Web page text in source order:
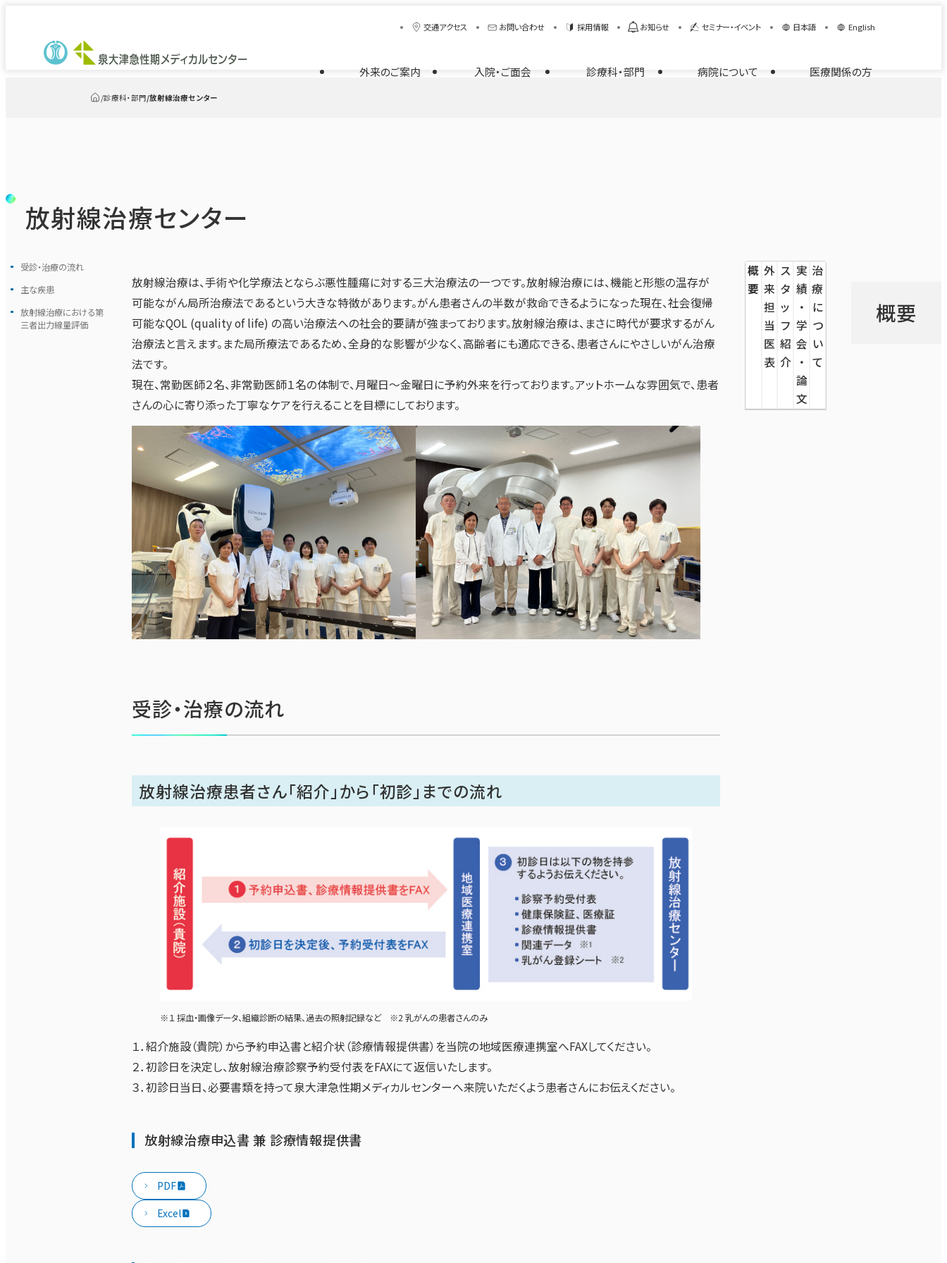
外来のご案内 入院・ご面会 診療科・部門 病院について 医療関係の方
交通アクセス お問い合わせ 採用情報 お知らせ セミナー・イベント 日本語 English
トップ
診療科・部門 放射線治療センター
放射線治療センター
概
要
外
来
担
当
医
表
ス
タ
ッ
フ
紹
介
実
績
・
学
会
・
論
文
治
療
に
つ
い
て
概要
放射線治療は、手術や化学療法とならぶ悪性腫瘍に対する三大治療法の一つです。放射線治療には、機能と形態の温存が
可能ながん局所治療法であるという大きな特徴があります。がん患者さんの半数が救命できるようになった現在、社会復帰
可能なQOL (quality of life) の高い治療法への社会的要請が強まっております。放射線治療は、まさに時代が要求するがん
治療法と言えます。また局所療法であるため、全身的な影響が少なく、高齢者にも適応できる、患者さんにやさしいがん治療
法です。
現在、常勤医師２名、非常勤医師１名の体制で、月曜日～金曜日に予約外来を行っております。アットホームな雰囲気で、患者
さんの心に寄り添った丁寧なケアを行えることを目標にしております。
受診・治療の流れ
放射線治療患者さん「紹介」から「初診」までの流れ
※１ 採血・画像データ、組織診断の結果、過去の照射記録など ※2 乳がんの患者さんのみ
１．紹介施設（貴院）から予約申込書と紹介状（診療情報提供書）を当院の地域医療連携室へFAXしてください。
２．初診日を決定し、放射線治療診察予約受付表をFAXにて返信いたします。
３．初診日当日、必要書類を持って泉大津急性期メディカルセンターへ来院いただくよう患者さんにお伝えください。
放射線治療申込書 兼 診療情報提供書
PDF
Excel
受診・治療の流れ
主な疾患
放射線治療における第
三者出力線量評価